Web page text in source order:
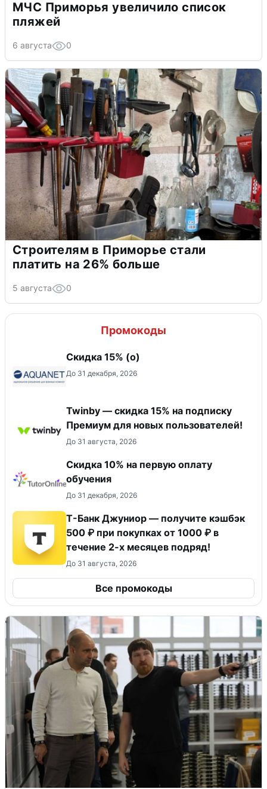
МЧС Приморья увеличило список
пляжей
6 августа 0
Строителям в Приморье стали
платить на 26% больше
5 августа 0
Промокоды
Скидка 15% (о)
До 31 декабря, 2026
Twinby — скидка 15% на подписку
Премиум для новых пользователей!
До 31 августа, 2026
Скидка 10% на первую оплату
обучения
До 31 декабря, 2026
Т-Банк Джуниор — получите кэшбэк
500 ₽ при покупках от 1000 ₽ в
течение 2-х месяцев подряд!
До 31 августа, 2026
Все промокоды